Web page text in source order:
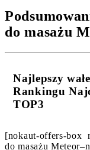
do masażu
Najlepszy
Rankingu
TOP3
[nokaut-offers-box
do masażu